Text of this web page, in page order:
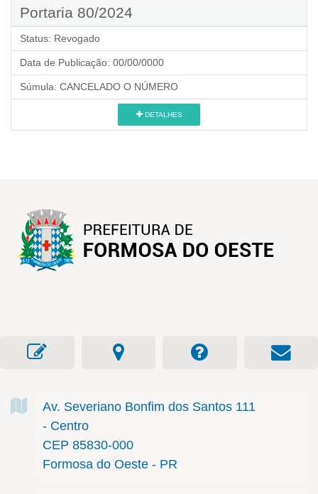
Portaria 80/2024
Status: Revogado
Data de Publicação: 00/00/0000
Súmula: CANCELADO O NÚMERO
DETALHES
Av. Severiano Bonfim dos Santos 111
- Centro
CEP 85830-000
Formosa do Oeste - PR